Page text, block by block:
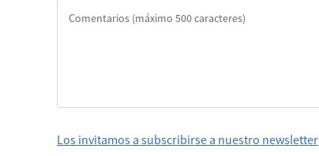
Los invitamos a subscribirse a nuestro newsletter